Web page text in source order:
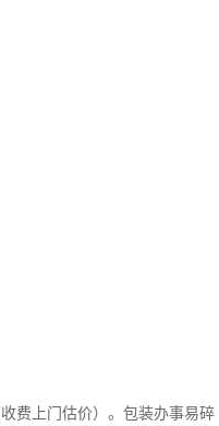
费上门估价）。包装办事易碎